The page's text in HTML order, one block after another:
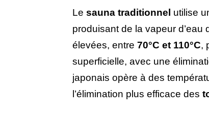
Le sauna traditionnel utilise
produisant de la vapeur
élevées, entre 70°C et 110°C,
superficielle, avec une
japonais opère à des
l’élimination plus efficace des